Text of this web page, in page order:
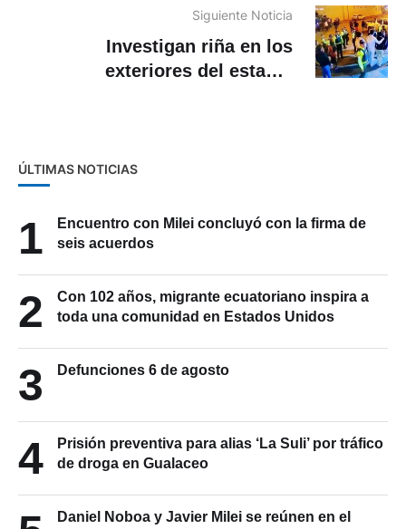
Siguiente Noticia
Investigan riña en los
1
Encuentro con Milei concluyó con la firma de
2
Con 102 años, migrante ecuatoriano inspira a
3
4
Prisión preventiva para alias ‘La Suli’ por tráfico